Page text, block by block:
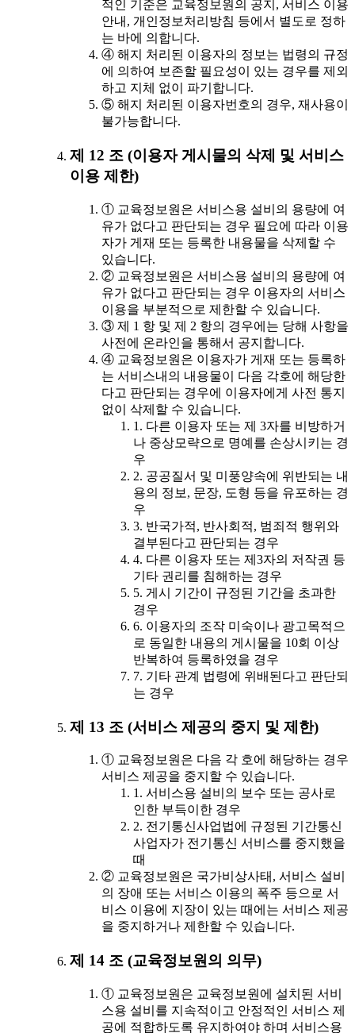
적인 기준은 교육정보원의 공지, 서비스 이용
안내, 개인정보처리방침 등에서 별도로 정하
는 바에 의합니다.
④ 해지 처리된 이용자의 정보는 법령의 규정
에 의하여 보존할 필요성이 있는 경우를 제외
하고 지체 없이 파기합니다.
⑤ 해지 처리된 이용자번호의 경우, 재사용이
불가능합니다.
제 12 조 (이용자 게시물의 삭제 및 서비스
이용 제한)
① 교육정보원은 서비스용 설비의 용량에 여
유가 없다고 판단되는 경우 필요에 따라 이용
자가 게재 또는 등록한 내용물을 삭제할 수
있습니다.
② 교육정보원은 서비스용 설비의 용량에 여
유가 없다고 판단되는 경우 이용자의 서비스
이용을 부분적으로 제한할 수 있습니다.
③ 제 1 항 및 제 2 항의 경우에는 당해 사항을
사전에 온라인을 통해서 공지합니다.
④ 교육정보원은 이용자가 게재 또는 등록하
는 서비스내의 내용물이 다음 각호에 해당한
다고 판단되는 경우에 이용자에게 사전 통지
없이 삭제할 수 있습니다.
1. 다른 이용자 또는 제 3자를 비방하거
나 중상모략으로 명예를 손상시키는 경
우
2. 공공질서 및 미풍양속에 위반되는 내
용의 정보, 문장, 도형 등을 유포하는 경
우
3. 반국가적, 반사회적, 범죄적 행위와
결부된다고 판단되는 경우
4. 다른 이용자 또는 제3자의 저작권 등
기타 권리를 침해하는 경우
5. 게시 기간이 규정된 기간을 초과한
경우
6. 이용자의 조작 미숙이나 광고목적으
로 동일한 내용의 게시물을 10회 이상
반복하여 등록하였을 경우
7. 기타 관계 법령에 위배된다고 판단되
는 경우
제 13 조 (서비스 제공의 중지 및 제한)
① 교육정보원은 다음 각 호에 해당하는 경우
서비스 제공을 중지할 수 있습니다.
1. 서비스용 설비의 보수 또는 공사로
인한 부득이한 경우
2. 전기통신사업법에 규정된 기간통신
사업자가 전기통신 서비스를 중지했을
때
② 교육정보원은 국가비상사태, 서비스 설비
의 장애 또는 서비스 이용의 폭주 등으로 서
비스 이용에 지장이 있는 때에는 서비스 제공
을 중지하거나 제한할 수 있습니다.
제 14 조 (교육정보원의 의무)
① 교육정보원은 교육정보원에 설치된 서비
스용 설비를 지속적이고 안정적인 서비스 제
공에 적합하도록 유지하여야 하며 서비스용